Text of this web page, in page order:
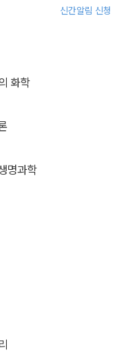
신간알림 신청
화학
명과학